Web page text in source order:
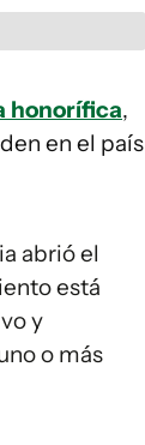
honorífica,
en el país
abrió el
está
y
o más